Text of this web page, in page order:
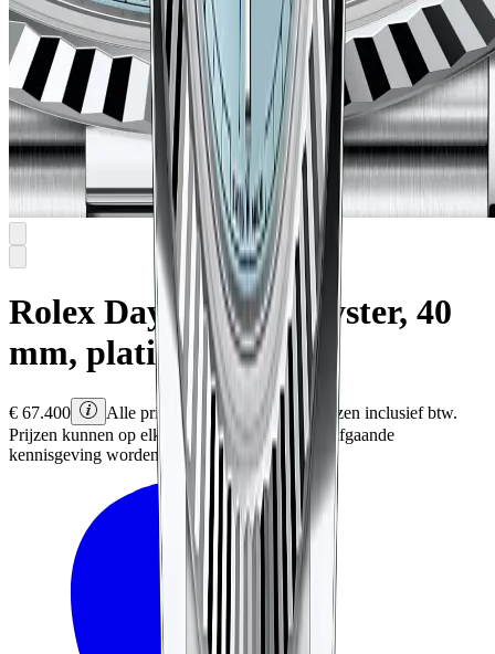
Rolex Day-Date 40 Oyster, 40
mm, platina
€ 67.400
Alle prijzen zijn Rolex adviesprijzen inclusief btw.
Prijzen kunnen op elk moment en zonder voorafgaande
kennisgeving worden gewijzigd.